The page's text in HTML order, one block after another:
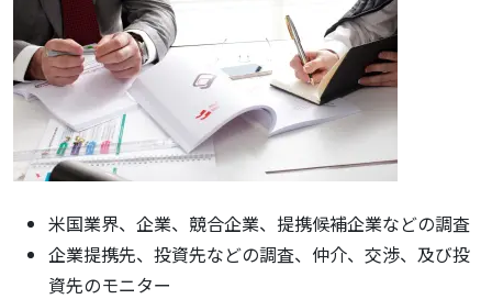
米国業界、企業、競合企業、提携候補企業などの調査
企業提携先、投資先などの調査、仲介、交渉、及び投
資先のモニター